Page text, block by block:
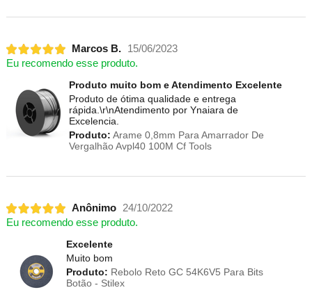
Marcos B.
15/06/2023
Eu recomendo esse produto.
Produto muito bom e Atendimento Excelente
Produto de ótima qualidade e entrega
rápida.\r\nAtendimento por Ynaiara de
Excelencia.
Produto: Arame 0,8mm Para Amarrador De
Vergalhão Avpl40 100M Cf Tools
Anônimo 24/10/2022
Eu recomendo esse produto.
Excelente
Muito bom
Produto: Rebolo Reto GC 54K6V5 Para Bits
Botão - Stilex